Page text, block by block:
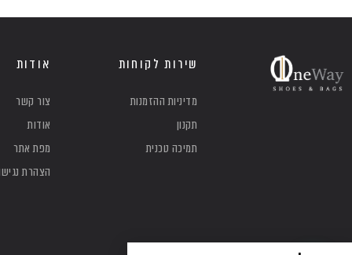
שירות לקוחות
מדיניות ההזמנות
תקנון
תמיכה טכנית
אודות
צור קשר
אודות
מפת אתר
הצהרת